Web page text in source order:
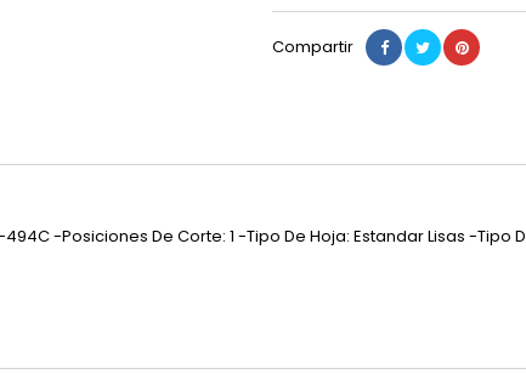
Compartir
-Posiciones De Corte: 1 -Tipo De Hoja: Estandar Lisas -Tipo